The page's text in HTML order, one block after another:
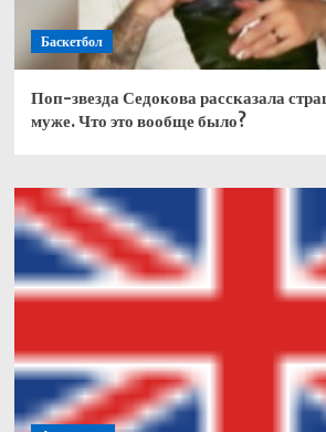
Баскетбол
Поп-звезда Седокова рассказала
муже. Что это вообще было?